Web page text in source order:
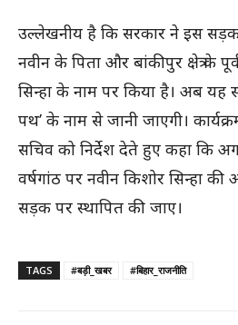
उल्लेखनीय है कि सरकार ने इस
नवीन के पिता और बांकीपुर क्षेत्र के
सिन्हा के नाम पर किया है। अब यह
पथ’ के नाम से जानी जाएगी।
सचिव को निर्देश देते हुए कहा कि
वर्षगांठ पर नवीन किशोर सिन्हा
सड़क पर स्थापित की जाए।
TAGS #बड़ी_खबर #बिहार_राजनीति